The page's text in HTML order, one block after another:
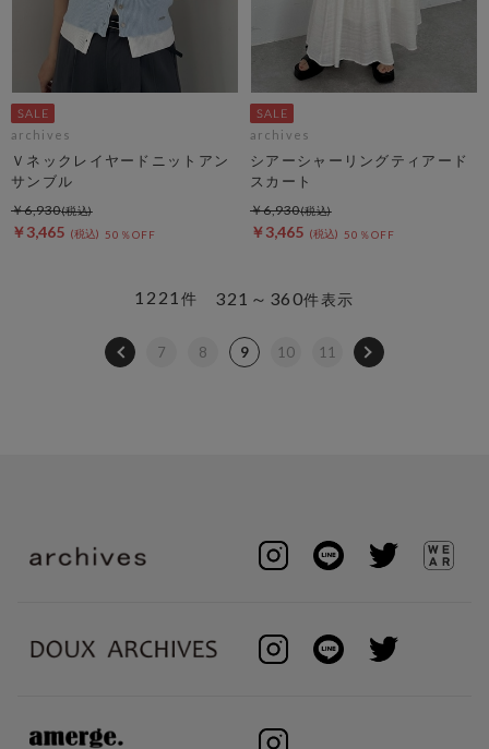
archives
Ｖネックレイヤードニットアン
サンブル
￥3,465 50％OFF
￥6,930
archives
シアーシャーリングティアード
スカート
￥3,465 50％OFF
￥6,930
321～360件表示
1221 件
7 8 9 10 11